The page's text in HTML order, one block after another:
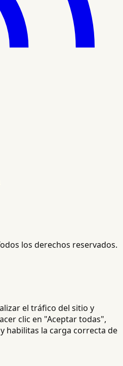
los derechos reservados.
el tráfico del sitio y
clic en "Aceptar todas",
habilitas la carga correcta de